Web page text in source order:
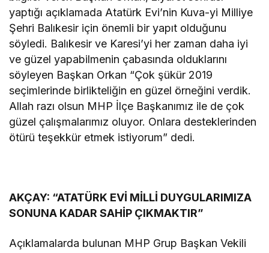
yaptığı açıklamada Atatürk Evi’nin Kuva-yi Milliye
Şehri Balıkesir için önemli bir yapıt olduğunu
söyledi. Balıkesir ve Karesi’yi her zaman daha iyi
ve güzel yapabilmenin çabasında olduklarını
söyleyen Başkan Orkan “Çok şükür 2019
seçimlerinde birlikteliğin en güzel örneğini verdik.
Allah razı olsun MHP İlçe Başkanımız ile de çok
güzel çalışmalarımız oluyor. Onlara desteklerinden
ötürü teşekkür etmek istiyorum” dedi.
AKÇAY: “ATATÜRK EVİ MİLLİ DUYGULARIMIZA
SONUNA KADAR SAHİP ÇIKMAKTIR”
Açıklamalarda bulunan MHP Grup Başkan Vekili